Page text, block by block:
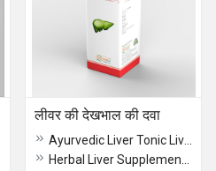
लीवर की देखभाल की दवा